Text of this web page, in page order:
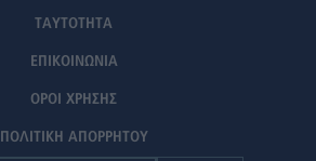
ΤΑΥΤΟΤΗΤΑ
ΕΠΙΚΟΙΝΩΝΙΑ
ΟΡΟΙ ΧΡΗΣΗΣ
ΠΟΛΙΤΙΚΗ ΑΠΟΡΡΗΤΟΥ